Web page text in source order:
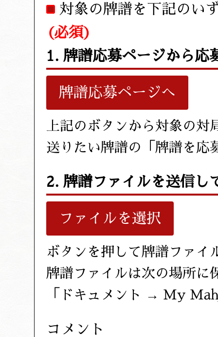
対象の牌譜を下記のい
(必須)
1. 牌譜応募ページから応
牌譜応募ページへ
上記のボタンから対象の対
送りたい牌譜の「牌譜を応
2. 牌譜ファイルを送信し
ファイルを選択
ボタンを押して牌譜ファイ
牌譜ファイルは次の場所に
「ドキュメント → My
コメント